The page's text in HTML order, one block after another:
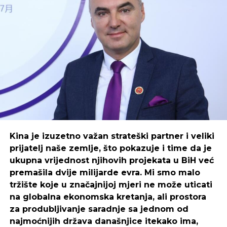
motivaciju i disciplinu da prođu kroz teška
Za preduzetnike, motivacija i disciplina su dva
osnovna stuba uspjeha. Iako se ova dva termina
često koriste naizmjenično, oni znače različite stvari.
Šta je motivacija?
Motivacija je skup psiholoških sila koje nam
omogućavaju da pokrenemo, organiziramo i
ustrajemo u ponašanjima koja će nas na kraju
dovesti do postizanja cilja.
Motivacija vam pomaže da svojim svakodnevnim
aktivnostima pristupite sa strašću. Kada se osjećate
motivirani, započinjete dan s pozitivnim stavom i
željni ste da radite na svom poslu.
Kina je izuzetno važan strateški partner i veliki
prijatelj naše zemlje, što pokazuje i time da je
ukupna vrijednost njihovih projekata u BiH već
premašila dvije milijarde evra. Mi smo malo
tržište koje u značajnijoj mjeri ne može uticati
na globalna ekonomska kretanja, ali prostora
za produbljivanje saradnje sa jednom od
najmoćnijih država današnjice itekako ima,